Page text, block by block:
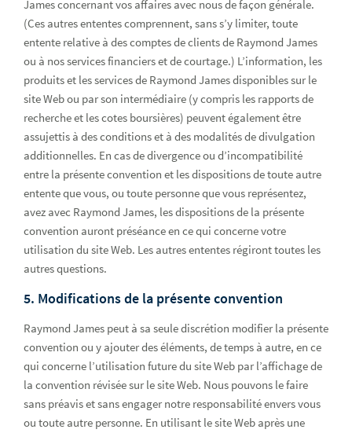
James concernant vos affaires avec nous de façon générale.
(Ces autres ententes comprennent, sans s’y limiter, toute
entente relative à des comptes de clients de Raymond James
ou à nos services financiers et de courtage.) L’information, les
produits et les services de Raymond James disponibles sur le
site Web ou par son intermédiaire (y compris les rapports de
recherche et les cotes boursières) peuvent également être
assujettis à des conditions et à des modalités de divulgation
additionnelles. En cas de divergence ou d’incompatibilité
entre la présente convention et les dispositions de toute autre
entente que vous, ou toute personne que vous représentez,
avez avec Raymond James, les dispositions de la présente
convention auront préséance en ce qui concerne votre
utilisation du site Web. Les autres ententes régiront toutes les
autres questions.
5. Modifications de la présente convention
Raymond James peut à sa seule discrétion modifier la présente
convention ou y ajouter des éléments, de temps à autre, en ce
qui concerne l’utilisation future du site Web par l’affichage de
la convention révisée sur le site Web. Nous pouvons le faire
sans préavis et sans engager notre responsabilité envers vous
ou toute autre personne. En utilisant le site Web après une